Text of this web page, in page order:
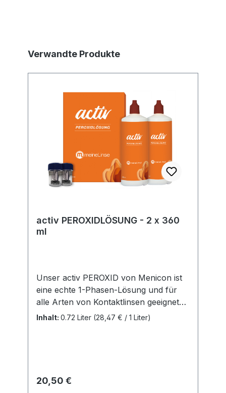
Produktgalerie überspringen
Verwandte Produkte
activ PEROXIDLÖSUNG - 2 x 360
ml
Unser activ PEROXID von Menicon ist
eine echte 1-Phasen-Lösung und für
alle Arten von Kontaktlinsen geeignet
(farbige Linsen ausgenommen). Es ist
Flaschen á 360ml + 2 Behältern.
Details zur
Inhalt: 0.72 Liter (28,47 € / 1 Liter)
Regulärer Preis:
20,50 €